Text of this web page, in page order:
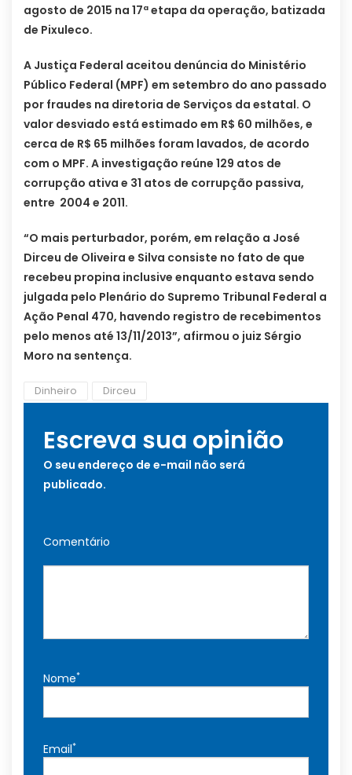
agosto de 2015 na 17ª etapa da operação, batizada
de Pixuleco.
A Justiça Federal aceitou denúncia do Ministério
Público Federal (MPF) em setembro do ano passado
por fraudes na diretoria de Serviços da estatal. O
valor desviado está estimado em R$ 60 milhões, e
cerca de R$ 65 milhões foram lavados, de acordo
com o MPF. A investigação reúne 129 atos de
corrupção ativa e 31 atos de corrupção passiva,
entre 2004 e 2011.
“O mais perturbador, porém, em relação a José
Dirceu de Oliveira e Silva consiste no fato de que
recebeu propina inclusive enquanto estava sendo
julgada pelo Plenário do Supremo Tribunal Federal a
Ação Penal 470, havendo registro de recebimentos
pelo menos até 13/11/2013”, afirmou o juiz Sérgio
Moro na sentença.
Dinheiro Dirceu
Escreva sua opinião
O seu endereço de e-mail não será
publicado.
Comentário
Nome*
Email*